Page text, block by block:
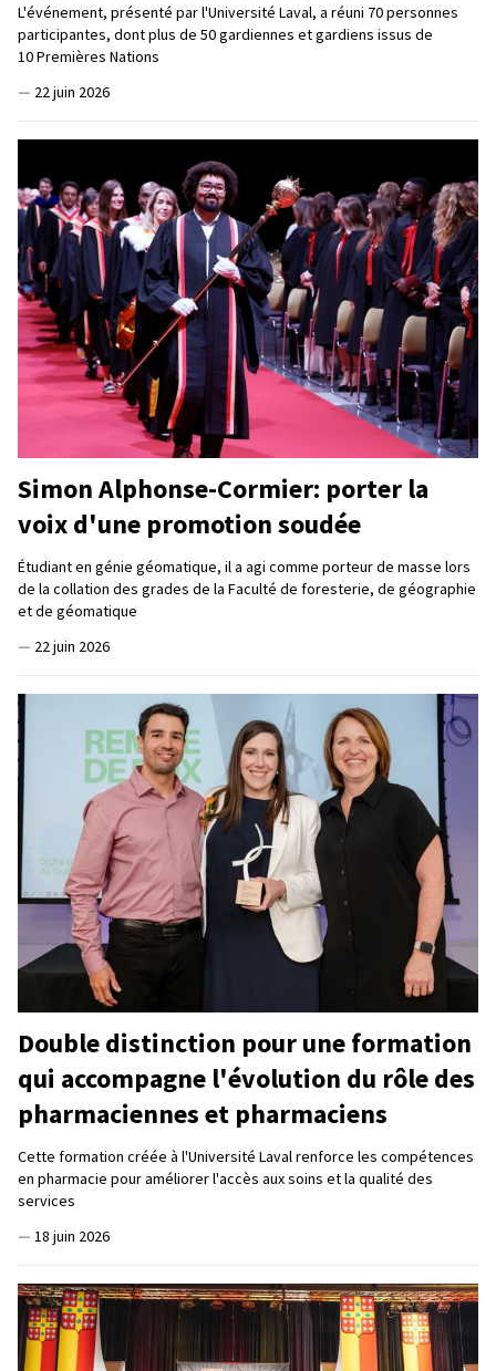
L'événement, présenté par l'Université Laval, a réuni 70 personnes
participantes, dont plus de 50 gardiennes et gardiens issus de
10 Premières Nations
— 22 juin 2026
Simon Alphonse-Cormier: porter la
voix d'une promotion soudée
Étudiant en génie géomatique, il a agi comme porteur de masse lors
de la collation des grades de la Faculté de foresterie, de géographie
et de géomatique
— 22 juin 2026
Double distinction pour une formation
qui accompagne l'évolution du rôle des
pharmaciennes et pharmaciens
Cette formation créée à l'Université Laval renforce les compétences
en pharmacie pour améliorer l'accès aux soins et la qualité des
services
— 18 juin 2026